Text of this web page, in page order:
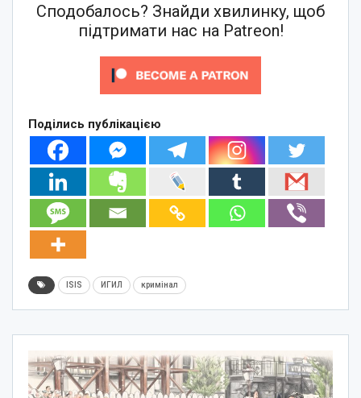
Сподобалось? Знайди хвилинку, щоб
підтримати нас на Patreon!
Поділись публікацією
ISIS ИГИЛ кримінал